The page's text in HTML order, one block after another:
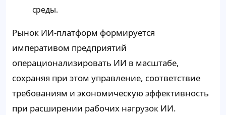
среды.
Рынок ИИ-платформ формируется
императивом предприятий
операционализировать ИИ в масштабе,
сохраняя при этом управление, соответствие
требованиям и экономическую эффективность
при расширении рабочих нагрузок ИИ.